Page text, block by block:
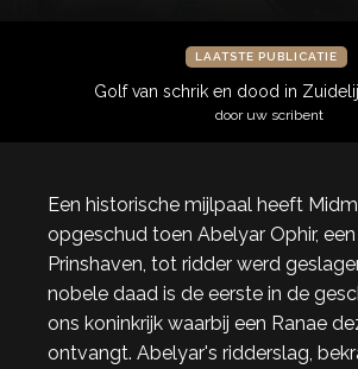
LAATSTE PUBLICATIE
Golf van schrik en dood in
door uw scribent
Een historische mijlpaal heeft
opgeschud toen Abelyar Ophir,
Prinshaven, tot ridder werd
nobele daad is de eerste in de
ons koninkrijk waarbij een Ranae
ontvangt. Abelyar's ridderslag,